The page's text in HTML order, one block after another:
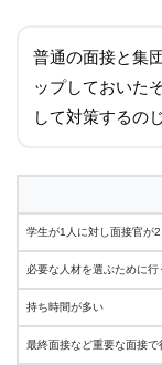
普通の面接と集
ップしておいた
して対策するのじ
学生が1人に対し面接官が2
必要な人材を選ぶために行
持ち時間が多い
最終面接など重要な面接で